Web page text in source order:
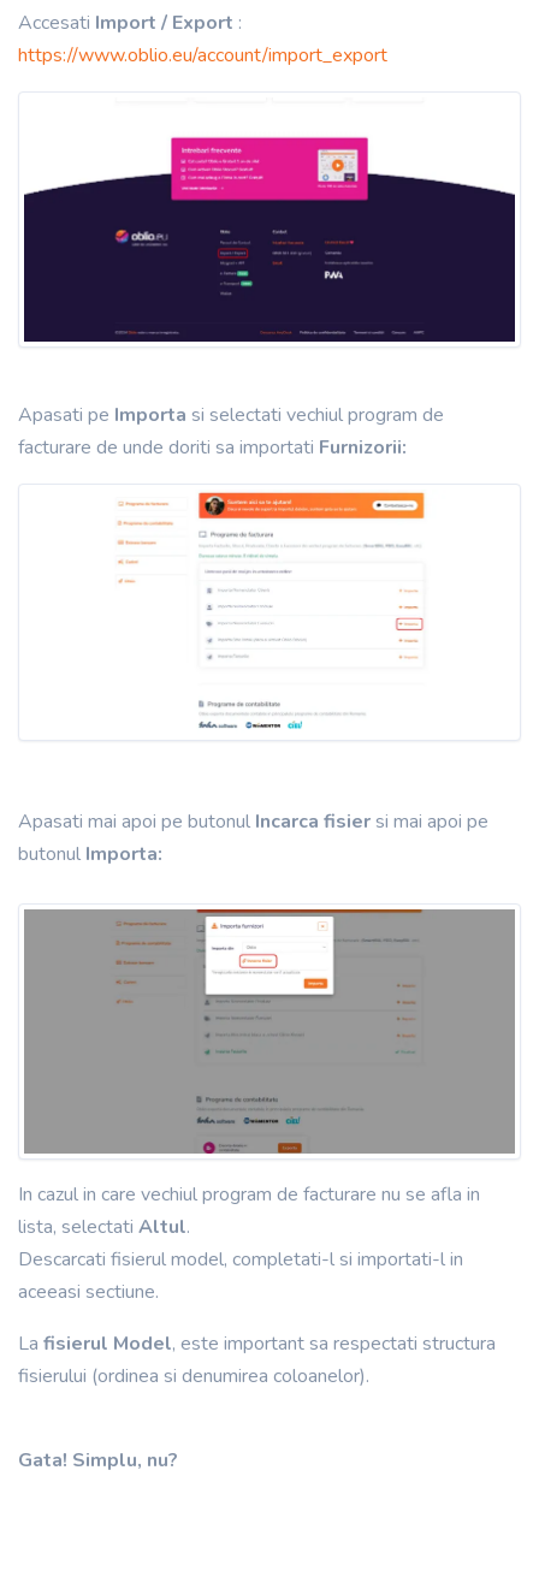
Accesati Import / Export :
https://www.oblio.eu/account/import_export
Apasati pe Importa si selectati vechiul program de
facturare de unde doriti sa importati Furnizorii:
Apasati mai apoi pe butonul Incarca fisiersi mai apoi pe
butonul Importa:
In cazul in care vechiul program de facturare nu se afla in
lista, selectati Altul.
Descarcati fisierul model, completati-l si importati-l in
aceeasi sectiune.
La fisierul Model, este important sa respectati structura
fisierului (ordinea si denumirea coloanelor).
Gata! Simplu, nu?